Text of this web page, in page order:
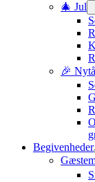
🎄 Jul
🎉
Begivenheder